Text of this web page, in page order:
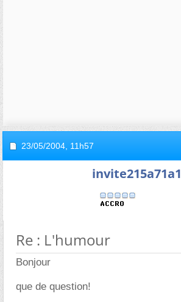
23/05/2004, 11h57
invite215a71a1
Re : L'humour
Bonjour
que de question!